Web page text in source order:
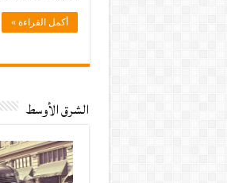
أكمل القراءة »
الشرق الأوسط